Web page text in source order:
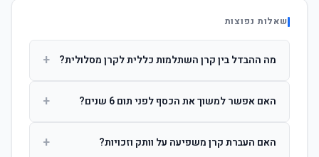
שאלות נפוצות
מה ההבדל בין קרן השתלמות כללית לקרן מסלולית? +
ההשקעות. קרן מסלולית עוקבת אחרי מדד ספציפי ומאפשרת
האם אפשר למשוך את הכסף לפני תום 6 שנים? +
הרווחים. לאחר 6 שנים ניתן למשוך פטור ממס עד לתקרה
האם העברת קרן משפיעה על וותק וזכויות? +